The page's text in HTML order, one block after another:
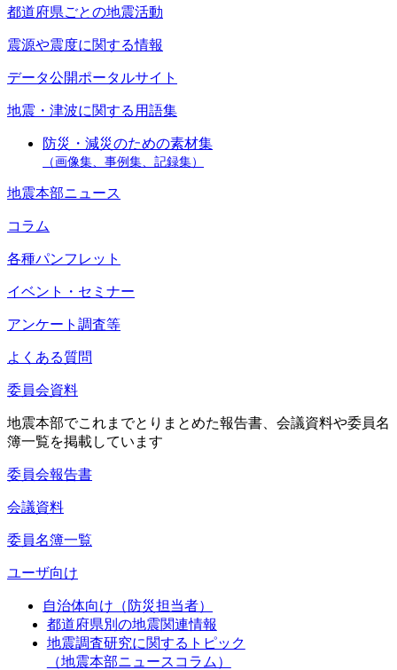
都道府県ごとの地震活動
震源や震度に関する情報
データ公開ポータルサイト
地震・津波に関する用語集
防災・減災のための素材集
（画像集、事例集、記録集）
地震本部ニュース
コラム
各種パンフレット
イベント・セミナー
アンケート調査等
よくある質問
委員会資料
地震本部でこれまでとりまとめた報告書、会議資料や委員名
簿一覧を掲載しています
委員会報告書
会議資料
委員名簿一覧
ユーザ向け
自治体向け（防災担当者）
都道府県別の地震関連情報
地震調査研究に関するトピック
（地震本部ニュースコラム）